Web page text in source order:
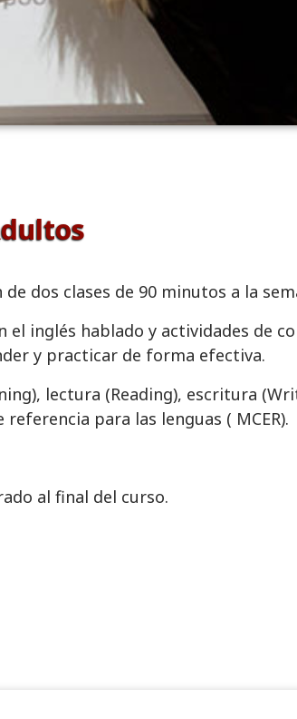
dos clases de 90 minutos a la
el inglés hablado y actividades de
y practicar de forma efectiva.
lectura (Reading), escritura
para las lenguas ( MCER).
al final del curso.